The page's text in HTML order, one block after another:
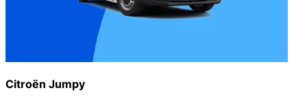
Citroën Jumpy